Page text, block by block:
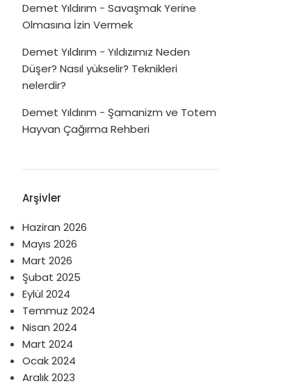
Demet Yıldırım - Savaşmak Yerine
Olmasına İzin Vermek
Demet Yıldırım - Yıldızımız Neden
Düşer? Nasıl yükselir? Teknikleri
nelerdir?
Demet Yıldırım - Şamanizm ve Totem
Hayvan Çağırma Rehberi
Arşivler
Haziran 2026
Mayıs 2026
Mart 2026
Şubat 2025
Eylül 2024
Temmuz 2024
Nisan 2024
Mart 2024
Ocak 2024
Aralık 2023